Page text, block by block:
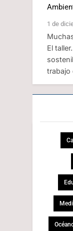
1 de
El
trabajo